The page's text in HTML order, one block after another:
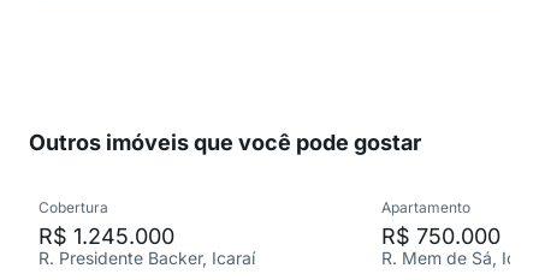
Outros imóveis que você pode gostar
Cobertura
R$ 1.245.000
R. Presidente Backer, Icaraí
Apartamento
R$ 750.000
R. Mem de Sá,